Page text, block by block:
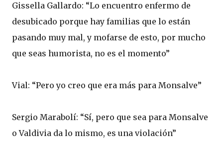
Gissella Gallardo: “Lo encuentro enfermo de
desubicado porque hay familias que lo están
pasando muy mal, y mofarse de esto, por mucho
que seas humorista, no es el momento”
Vial: “Pero yo creo que era más para Monsalve”
Sergio Marabolí: “Sí, pero que sea para Monsalve
o Valdivia da lo mismo, es una violación”